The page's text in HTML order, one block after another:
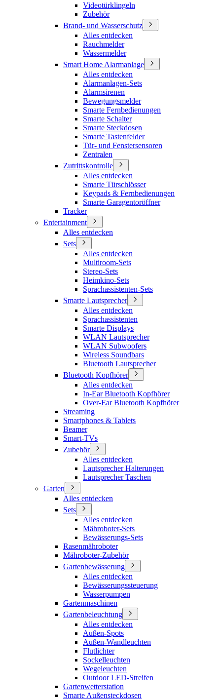
Videotürklingeln
Zubehör
Brand- und Wasserschutz
Alles entdecken
Rauchmelder
Wassermelder
Smart Home Alarmanlage
Alles entdecken
Alarmanlagen-Sets
Alarmsirenen
Bewegungsmelder
Smarte Fernbedienungen
Smarte Schalter
Smarte Steckdosen
Smarte Tastenfelder
Tür- und Fenstersensoren
Zentralen
Zutrittskontrolle
Alles entdecken
Smarte Türschlösser
Keypads & Fernbedienungen
Smarte Garagentoröffner
Tracker
Entertainment
Alles entdecken
Sets
Alles entdecken
Multiroom-Sets
Stereo-Sets
Heimkino-Sets
Sprachassistenten-Sets
Smarte Lautsprecher
Alles entdecken
Sprachassistenten
Smarte Displays
WLAN Lautsprecher
WLAN Subwoofers
Wireless Soundbars
Bluetooth Lautsprecher
Bluetooth Kopfhörer
Alles entdecken
In-Ear Bluetooth Kopfhörer
Over-Ear Bluetooth Kopfhörer
Streaming
Smartphones & Tablets
Beamer
Smart-TVs
Zubehör
Alles entdecken
Lautsprecher Halterungen
Lautsprecher Taschen
Garten
Alles entdecken
Sets
Alles entdecken
Mähroboter-Sets
Bewässerungs-Sets
Rasenmähroboter
Mähroboter-Zubehör
Gartenbewässerung
Alles entdecken
Bewässerungssteuerung
Wasserpumpen
Gartenmaschinen
Gartenbeleuchtung
Alles entdecken
Außen-Spots
Außen-Wandleuchten
Flutlichter
Sockelleuchten
Wegeleuchten
Outdoor LED-Streifen
Gartenwetterstation
Smarte Außensteckdosen